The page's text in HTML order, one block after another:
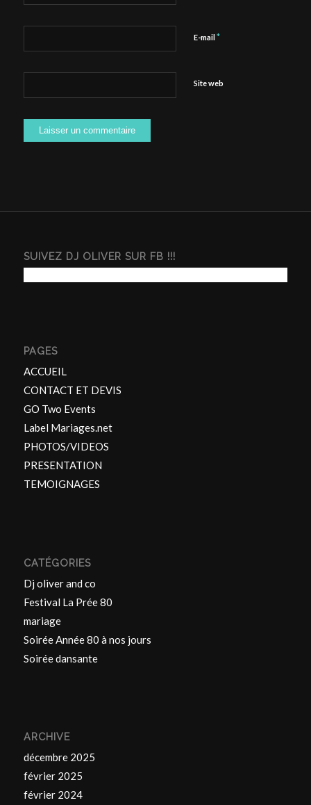
E-mail *
Site web
SUIVEZ DJ OLIVER SUR FB !!!
PAGES
ACCUEIL
CONTACT ET DEVIS
GO Two Events
Label Mariages.net
PHOTOS/VIDEOS
PRESENTATION
TEMOIGNAGES
CATÉGORIES
Dj oliver and co
Festival La Prée 80
mariage
Soirée Année 80 à nos jours
Soirée dansante
ARCHIVE
décembre 2025
février 2025
février 2024